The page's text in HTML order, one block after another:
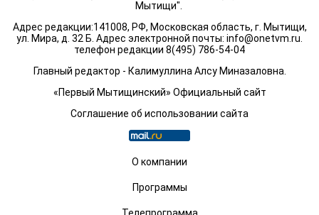
Мытищи".
Адрес редакции:141008, РФ, Московская область, г. Мытищи,
ул. Мира, д. 32 Б. Адрес электронной почты: info@onetvm.ru
телефон редакции 8(495) 786-54-04
Главный редактор - Калимуллина Алсу Миназаловна.
«Первый Мытищинский» Официальный сайт
Соглашение об использовании сайта
О компании
Программы